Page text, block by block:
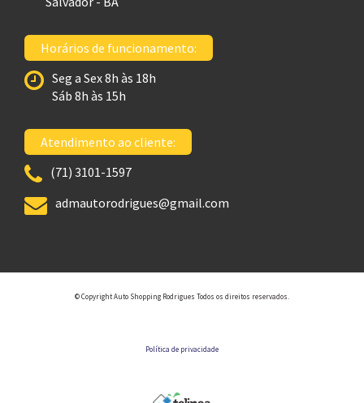
Horários de funcionamento:
Seg a Sex 8h às 18h
Sáb 8h às 15h
Atendimento ao cliente:
(71) 3101-1597
admautorodrigues@gmail.com
© Copyright Auto Shopping Rodrigues Todos os direitos reservados.
Política de privacidade